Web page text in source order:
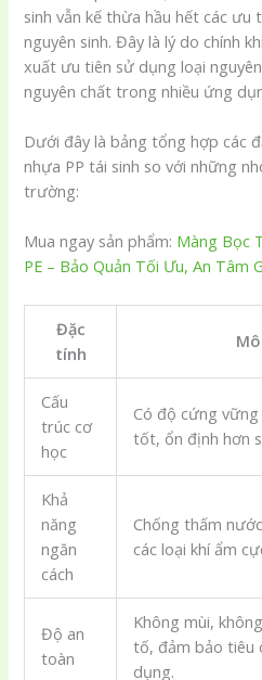
sinh vẫn kế thừa hầu hết các ưu
nguyên sinh. Đây là lý do chính
xuất ưu tiên sử dụng loại
nguyên chất trong nhiều ứng
Dưới đây là bảng tổng hợp các
nhựa PP tái sinh so với những
trường:
Mua ngay sản phẩm: Màng Bọc
PE – Bảo Quản Tối Ưu, An Tâm
Đặc
tính
Cấu
trúc cơ
học
Có độ cứng
tốt, ổn định hơn
Khả
năng
ngăn
cách
Chống thấm
các loại khí ẩm
Độ an
toàn
Không mùi,
tố, đảm bảo tiêu
dụng.